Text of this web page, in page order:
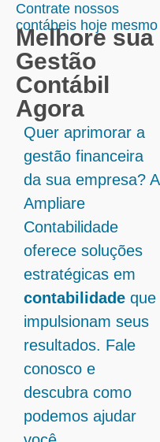
Contrate nossos
contábeis hoje mesmo
Melhore sua
Gestão
Contábil
Agora
Quer aprimorar a
gestão financeira
da sua empresa? A
Ampliare
Contabilidade
oferece soluções
estratégicas em
contabilidade que
impulsionam seus
resultados. Fale
conosco e
descubra como
podemos ajudar